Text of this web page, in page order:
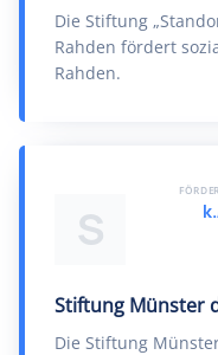
Die Stiftung
Rahden fördert
Rahden.
S
Stiftung Münster
Die Stiftung